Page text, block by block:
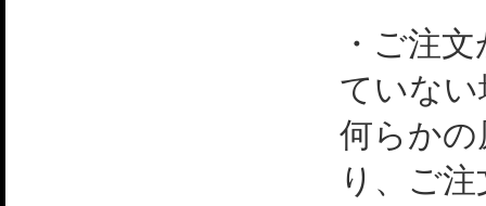
・ご注
ていない
何らか
り、ご